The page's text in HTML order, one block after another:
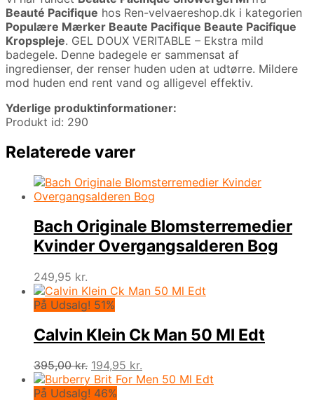
Beauté Pacifique hos Ren-velvaereshop.dk i kategorien
Populære Mærker Beaute Pacifique Beaute Pacifique
Kropspleje. GEL DOUX VERITABLE – Ekstra mild
badegele. Denne badegele er sammensat af
ingredienser, der renser huden uden at udtørre. Mildere
mod huden end rent vand og alligevel effektiv.
Yderlige produktinformationer:
Produkt id: 290
Relaterede varer
Bach Originale Blomsterremedier
Kvinder Overgangsalderen Bog
249,95 kr.
På Udsalg! 51%
Calvin Klein Ck Man 50 Ml Edt
395,00kr. Den
oprindelige
pris
194,95 kr.
aktuelle
På Udsalg! 46%